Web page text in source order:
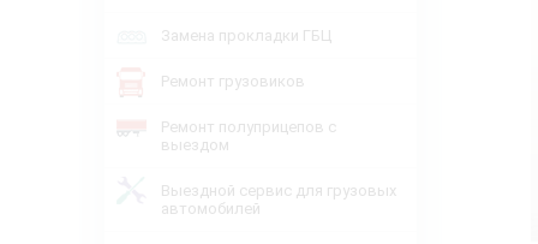
Замена прокладки ГБЦ
Ремонт грузовиков
Ремонт полуприцепов с
выездом
Выездной сервис для грузовых
автомобилей